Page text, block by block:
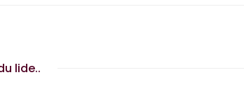
lide..